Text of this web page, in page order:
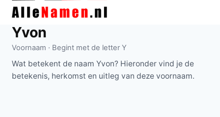
Yvon
Voornaam · Begint met de letter Y
Wat betekent de naam Yvon? Hieronder vind je de
betekenis, herkomst en uitleg van deze voornaam.